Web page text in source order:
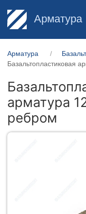
Арматура
Арматура
Базальтопластиковая
арматура
ребром